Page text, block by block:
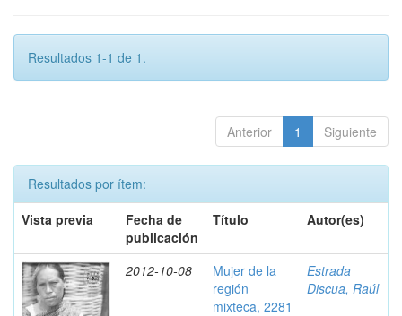
Resultados 1-1 de 1.
Anterior 1 Siguiente
Resultados por ítem:
Vista previa
Fecha de
publicación
Título Autor(es)
2012-10-08
Mujer de la
región
mixteca, 2281
Estrada
Discua, Raúl